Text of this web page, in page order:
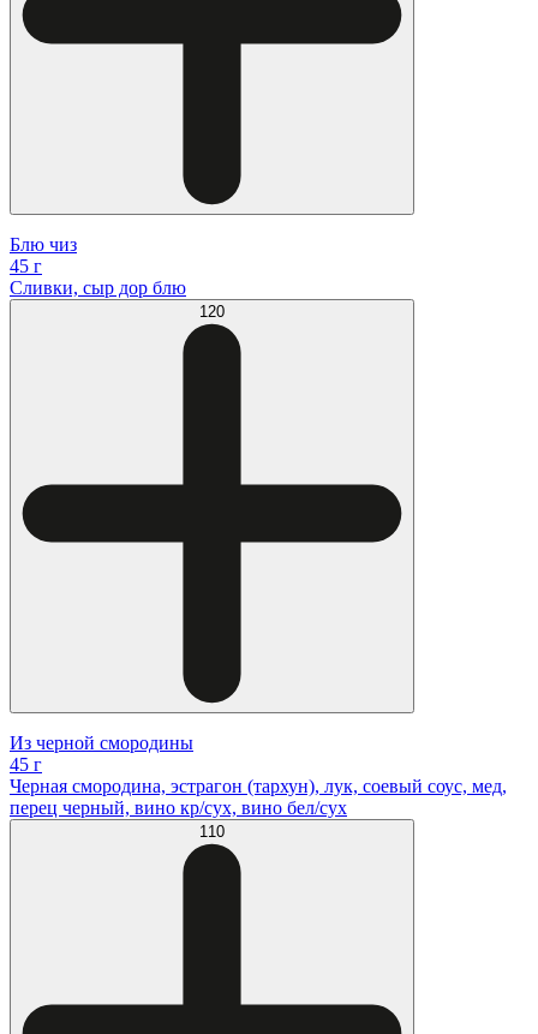
Блю чиз
45 г
Сливки, сыр дор блю
120
Из черной смородины
45 г
Черная смородина, эстрагон (тархун), лук, соевый соус, мед,
перец черный, вино кр/сух, вино бел/сух
110